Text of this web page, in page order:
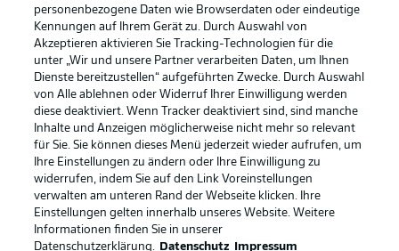
Offizielle Partner
personenbezogene Daten wie Browserdaten oder eindeutige
Kennungen auf Ihrem Gerät zu. Durch Auswahl von
Akzeptieren aktivieren Sie Tracking-Technologien für die
unter „Wir und unsere Partner verarbeiten Daten, um Ihnen
Dienste bereitzustellen“ aufgeführten Zwecke. Durch Auswahl
von Alle ablehnen oder Widerruf Ihrer Einwilligung werden
diese deaktiviert. Wenn Tracker deaktiviert sind, sind manche
Inhalte und Anzeigen möglicherweise nicht mehr so relevant
für Sie. Sie können dieses Menü jederzeit wieder aufrufen, um
Ihre Einstellungen zu ändern oder Ihre Einwilligung zu
widerrufen, indem Sie auf den Link Voreinstellungen
verwalten am unteren Rand der Webseite klicken. Ihre
Einstellungen gelten innerhalb unseres Website. Weitere
Informationen finden Sie in unserer
Datenschutzerklärung.
Datenschutz Impressum